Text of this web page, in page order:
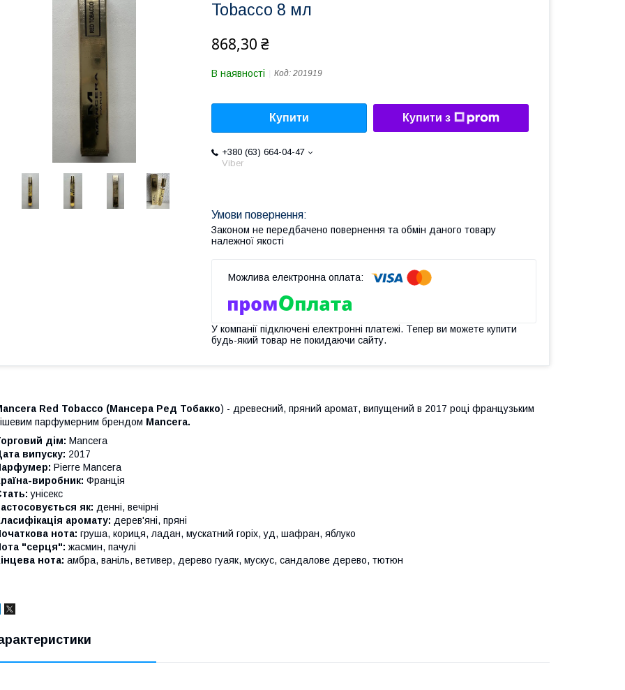
Tobacco 8 мл
868,30 ₴
В наявності Код: 201919
Купити Купити з
+380 (63) 664-04-47
Viber
Законом не передбачено повернення та обмін даного товару
належної якості
У компанії підключені електронні платежі. Тепер ви можете купити
будь-який товар не покидаючи сайту.
Red Tobacco (Мансера Ред Тобакко) - древесний, пряний аромат, випущений в 2017 році французьким
парфумерним брендом Mancera.
дім: Mancera
випуску: 2017
Pierre Mancera
виробник: Франція
унісекс
як: денні, вечірні
аромату: дерев'яні, пряні
нота: груша, кориця, ладан, мускатний горіх, уд, шафран, яблуко
"серця": жасмин, пачулі
нота: амбра, ваніль, ветивер, дерево гуаяк, мускус, сандалове дерево, тютюн